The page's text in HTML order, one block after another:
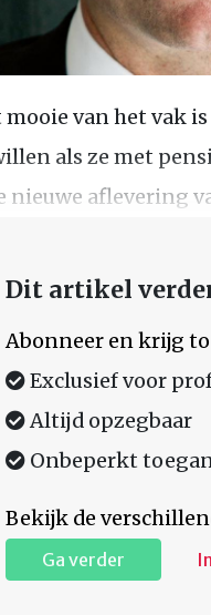
mooie van het vak
als ze met
nieuwe aflevering
Dit artikel
Abonneer en krijg
Exclusief voor
Altijd opzegbaar
Onbeperkt
Bekijk de
Ga verder